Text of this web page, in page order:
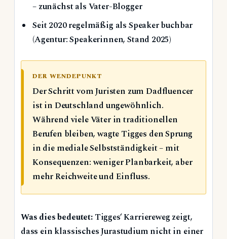
– zunächst als Vater-Blogger
Seit 2020 regelmäßig als Speaker buchbar
(Agentur: Speakerinnen, Stand 2025)
DER WENDEPUNKT
Der Schritt vom Juristen zum Dadfluencer
ist in Deutschland ungewöhnlich.
Während viele Väter in traditionellen
Berufen bleiben, wagte Tigges den Sprung
in die mediale Selbstständigkeit – mit
Konsequenzen: weniger Planbarkeit, aber
mehr Reichweite und Einfluss.
Was dies bedeutet:Tigges‘ Karriereweg zeigt,
dass ein klassisches Jurastudium nicht in einer